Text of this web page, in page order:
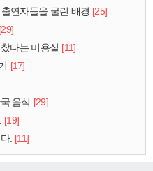
연자들을 굴린 배경 [25]
[29]
다는 미용실 [11]
[17]
음식 [29]
[19]
. [11]